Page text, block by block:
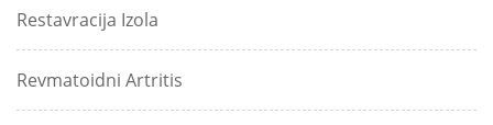
Restavracija Izola
Revmatoidni Artritis